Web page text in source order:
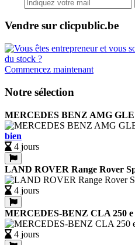
Vendre sur clicpublic.be
Commencez maintenant
Notre sélection
MERCEDES BENZ AMG
bien
4 jours
LAND ROVER Range Rover
4 jours
MERCEDES-BENZ CLA 250 e
4 jours